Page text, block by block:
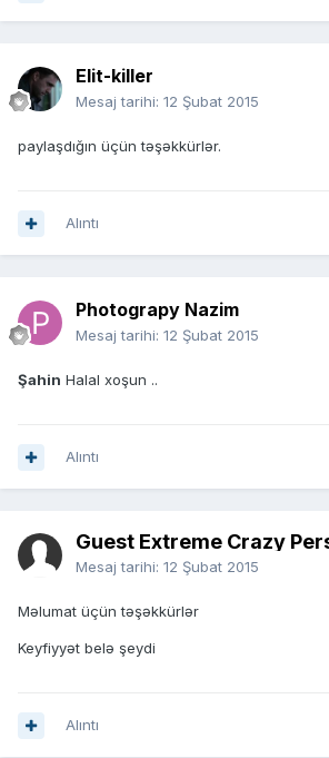
Elit-killer
Mesaj tarihi: 12 Şubat 2015
paylaşdığın üçün təşəkkürlər.
Alıntı
Photograpy Nazim
Mesaj tarihi: 12 Şubat 2015
Şahin Halal xoşun ..
Alıntı
Guest Extreme Crazy
Mesaj tarihi: 12 Şubat 2015
Məlumat üçün təşəkkürlər
Keyfiyyət belə şeydi
Alıntı